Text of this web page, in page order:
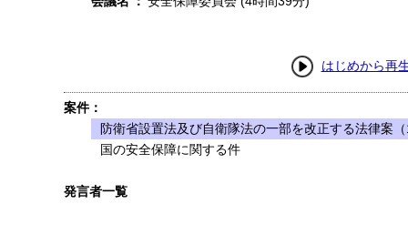
はじめから再
案件：
防衛省設置法及び自衛隊法の一部を改正する法律案
国の安全保障に関する件
発言者一覧